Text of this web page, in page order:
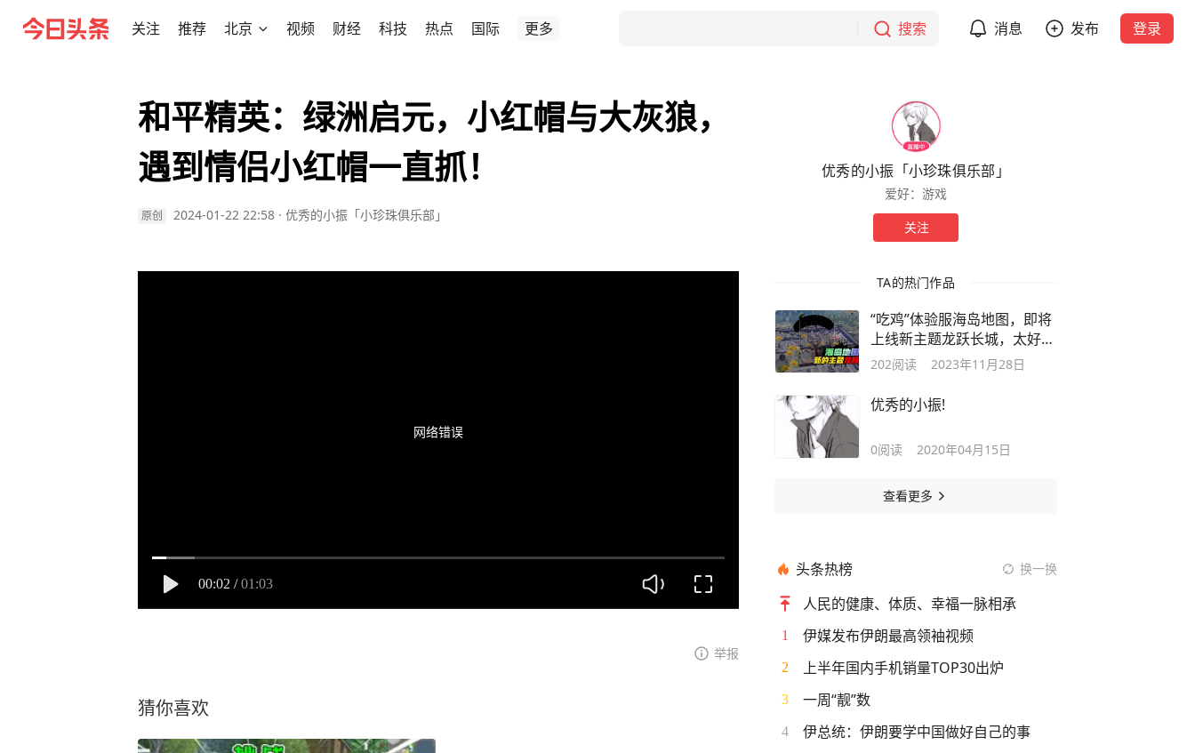
关注 推荐 北京 视频 财经 科技 热点 国际 更多 搜索 消息 发布 登录
和平精英：绿洲启元，小红帽与大灰狼，
遇到情侣小红帽一直抓！
原创 2024-01-22 22:58 · 优秀的小振「小珍珠俱乐部」
网络错误
00:02 / 01:03
举报
猜你喜欢
优秀的小振「小珍珠俱乐部」
爱好：游戏
关注
TA的热门作品
“吃鸡”体验服海岛地图，即将
上线新主题龙跃长城，太好玩
了
202阅读 2023年11月28日
优秀的小振!
0阅读 2020年04月15日
查看更多
头条热榜 换一换
人民的健康、体质、幸福一脉相承
1 伊媒发布伊朗最高领袖视频
2 上半年国内手机销量TOP30出炉
3 一周“靓”数
4 伊总统：伊朗要学中国做好自己的事